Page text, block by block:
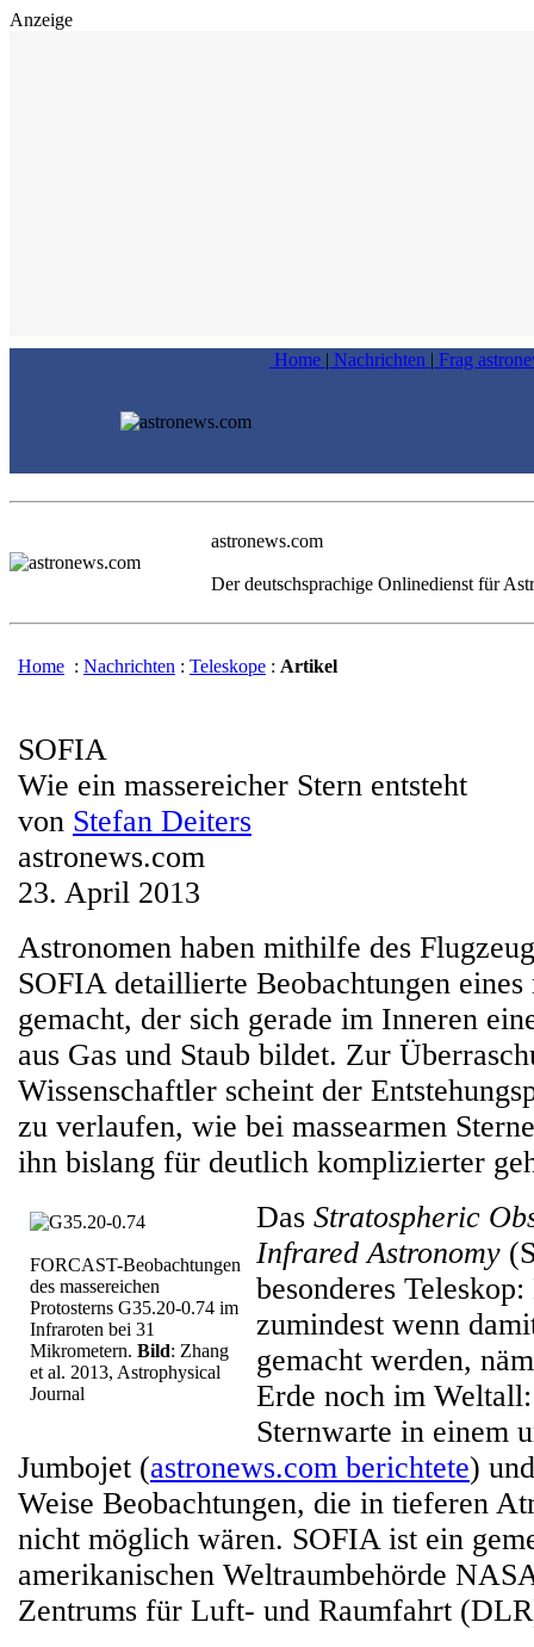
Anzeige
Home | Nachrichten | Frag
astronews.com
Der deutschsprachige Onlinedienst für
Home : Nachrichten : Teleskope : Artikel
SOFIA
Wie ein massereicher Stern entsteht
von Stefan Deiters
astronews.com
23. April 2013
Astronomen haben mithilfe des
SOFIA detaillierte Beobachtungen eines
gemacht, der sich gerade im Inneren
aus Gas und Staub bildet. Zur
Wissenschaftler scheint der
zu verlaufen, wie bei massearmen
ihn bislang für deutlich komplizierter
FORCAST-Beobachtungen
des massereichen
Protosterns G35.20-0.74 im
Infraroten bei 31
Mikrometern. Bild: Zhang
et al. 2013, Astrophysical
Journal
Das Stratospheric
Infrared Astronomy
besonderes
zumindest wenn
gemacht werden,
Erde noch im
Sternwarte in einem
Jumbojet (astronews.com berichtete)
Weise Beobachtungen, die in tieferen
nicht möglich wären. SOFIA ist ein
amerikanischen Weltraumbehörde
Zentrums für Luft- und Raumfahrt